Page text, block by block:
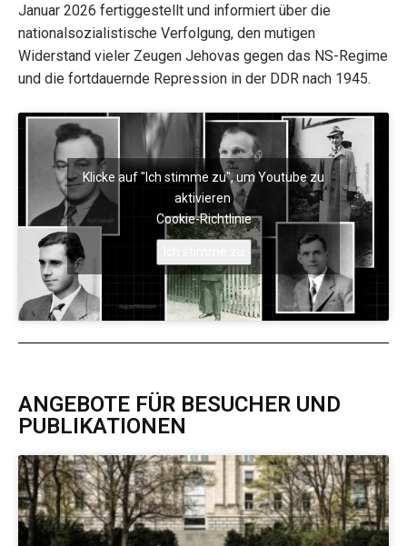
Januar 2026 fertiggestellt und informiert über die
nationalsozialistische Verfolgung, den mutigen
Widerstand vieler Zeugen Jehovas gegen das NS-Regime
und die fortdauernde Repression in der DDR nach 1945.
Klicke auf "Ich stimme zu", um Youtube zu
aktivieren
Cookie-Richtlinie
ANGEBOTE FÜR BESUCHER UND
PUBLIKATIONEN